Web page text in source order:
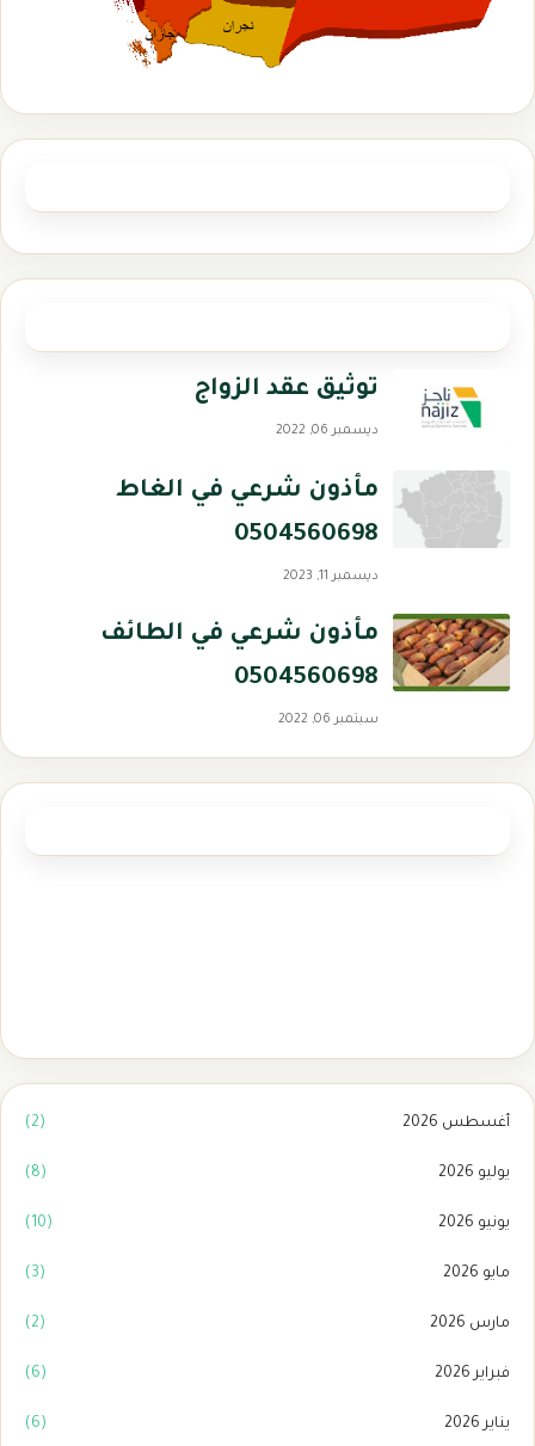
توثيق عقد الزواج
ديسمبر 06, 2022
مأذون شرعي في الغاط
0504560698
ديسمبر 11, 2023
مأذون شرعي في الطائف
0504560698
سبتمبر 06, 2022
أغسطس 2026 (2)
يوليو 2026 (8)
يونيو 2026 (10)
مايو 2026 (3)
مارس 2026 (2)
فبراير 2026 (6)
يناير 2026 (6)